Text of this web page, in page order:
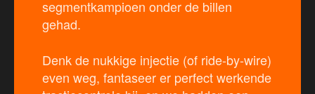
segmentkampioen onder de billen
gehad.
Denk de nukkige injectie (of ride-by-wire)
even weg, fantaseer er perfect werkende